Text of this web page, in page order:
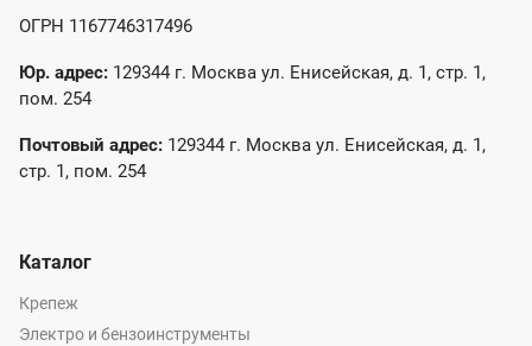
ОГРН 1167746317496
Юр. адрес: 129344 г. Москва ул. Енисейская, д. 1, стр. 1,
пом. 254
Почтовый адрес: 129344 г. Москва ул. Енисейская, д. 1,
стр. 1, пом. 254
Каталог
Крепеж
Электро и бензоинструменты